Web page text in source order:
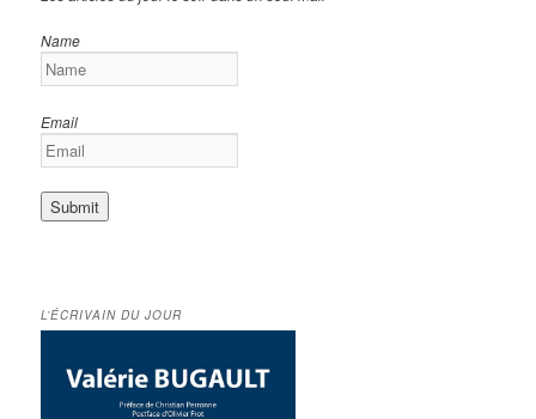
Name
Email
L’ÉCRIVAIN DU JOUR